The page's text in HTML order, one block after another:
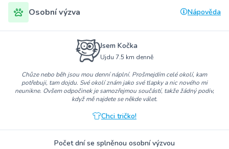
Osobní výzva Nápověda
Jsem Kočka
Ujdu 7.5 km denně
Chůze nebo běh jsou mou denní náplní. Prošmejdím celé okolí, kam
potřebuji, tam dojdu. Své okolí znám jako své tlapky a nic nového mi
neunikne. Ovšem odpočinek je samozřejmou součástí, takže žádný podiv,
když mě najdete se někde válet.
Chci tričko!
Počet dní se splněnou osobní výzvou